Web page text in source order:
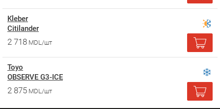
Kleber
Citilander
2 718 MDL/шт
Toyo
OBSERVE G3-ICE
2 875 MDL/шт